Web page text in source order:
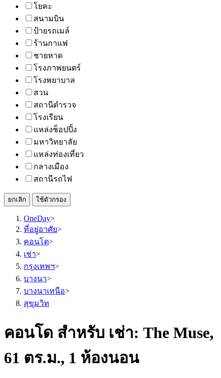
โยคะ
สนามบิน
ป้ายรถเมล์
ร้านกาแฟ
ชายหาด
โรงภาพยนตร์
โรงพยาบาล
สวน
สถานีตำรวจ
โรงเรียน
แหล่งช็อปปิ้ง
มหาวิทยาลัย
แหล่งท่องเที่ยว
กลางเมือง
สถานีรถไฟ
ยกเลิก ใช้ตัวกรอง
OneDay>
ที่อยู่อาศัย>
คอนโด>
เช่า>
กรุงเทพฯ>
บางนา>
บางนาเหนือ>
สุขุมวิท
คอนโด สำหรับ เช่า: The Muse,
61 ตร.ม., 1 ห้องนอน